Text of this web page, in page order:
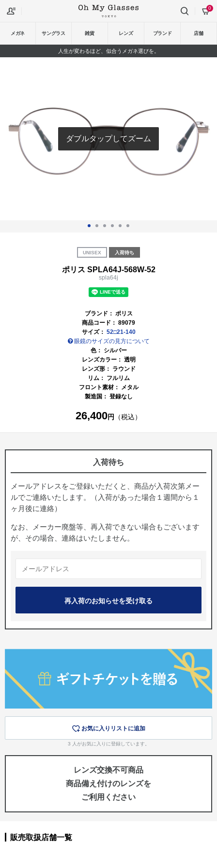
メガネ サングラス 雑貨 レンズ ブランド 店舗
0
人生が変わるほど、似合うメガネ選びを。
ダブルタップしてズーム
UNISEX 入荷待ち
ポリス SPLA64J-568W-52
spla64j
ブランド： ポリス
商品コード： 89079
サイズ： 52□21-140
眼鏡のサイズの見方について
色： シルバー
レンズカラー： 透明
レンズ形： ラウンド
リム： フルリム
フロント素材： メタル
製造国： 登録なし
26,400円 （税込）
入荷待ち
メールアドレスをご登録いただくと、商品が入荷次第メー
ルでご連絡いたします。（入荷があった場合１週間から１
ヶ月後に連絡）
なお、メーカー廃盤等、再入荷できない場合もございます
が、その場合、連絡はいたしません。
お気に入りリストに追加
3 人がお気に入りに登録しています。
レンズ交換不可商品
商品備え付けのレンズを
ご利用ください
販売取扱店舗一覧